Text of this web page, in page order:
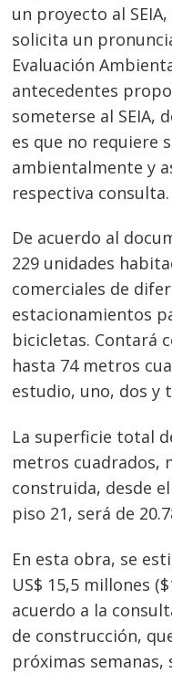
un proyecto al
solicita un
Evaluación
antecedentes
someterse al SEIA,
es que no requiere
ambientalmente y
respectiva consulta.
De acuerdo al
229 unidades
comerciales de
estacionamientos
bicicletas. Contará
hasta 74 metros
estudio, uno, dos y
La superficie total
metros cuadrados,
construida, desde
piso 21, será de
En esta obra, se
US$ 15,5 millones
acuerdo a la
de construcción,
próximas semanas,